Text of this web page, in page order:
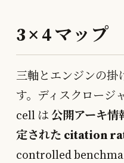
3 × 4 マップ
三軸とエンジンの掛
す。ディスクロージ
cell は 公開アーキ情
定された citation
controlled